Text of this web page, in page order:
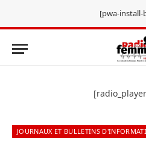
[pwa-
JOURNAUX ET BULLETINS